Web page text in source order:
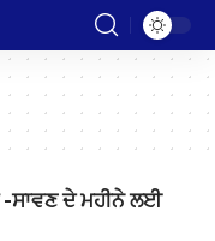
-ਸਾਵਣ ਦੇ ਮਹੀਨੇ ਲਈ